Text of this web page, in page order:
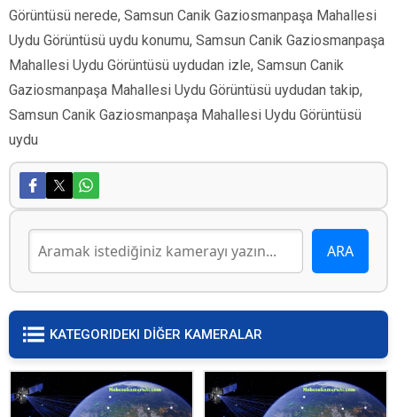
Görüntüsü nerede, Samsun Canik Gaziosmanpaşa Mahallesi
Uydu Görüntüsü uydu konumu, Samsun Canik Gaziosmanpaşa
Mahallesi Uydu Görüntüsü uydudan izle, Samsun Canik
Gaziosmanpaşa Mahallesi Uydu Görüntüsü uydudan takip,
Samsun Canik Gaziosmanpaşa Mahallesi Uydu Görüntüsü
uydu
KATEGORIDEKI DİĞER KAMERALAR